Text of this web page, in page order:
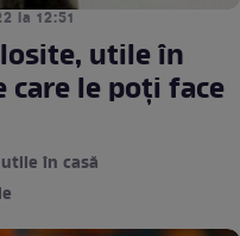
la 12:51
utile în
care le poți face
în casă